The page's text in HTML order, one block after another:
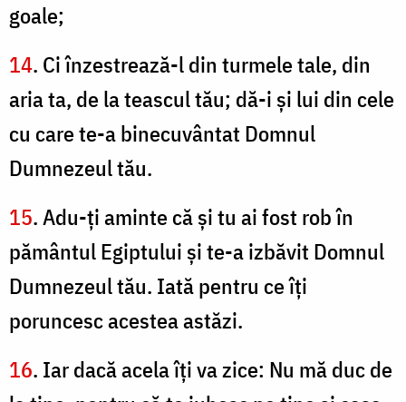
goale;
14. Ci înzestrează-l din turmele tale, din
aria ta, de la teascul tău; dă-i şi lui din cele
cu care te-a binecuvântat Domnul
Dumnezeul tău.
15. Adu-ţi aminte că şi tu ai fost rob în
pământul Egiptului şi te-a izbăvit Domnul
Dumnezeul tău. Iată pentru ce îţi
poruncesc acestea astăzi.
16. Iar dacă acela îţi va zice: Nu mă duc de